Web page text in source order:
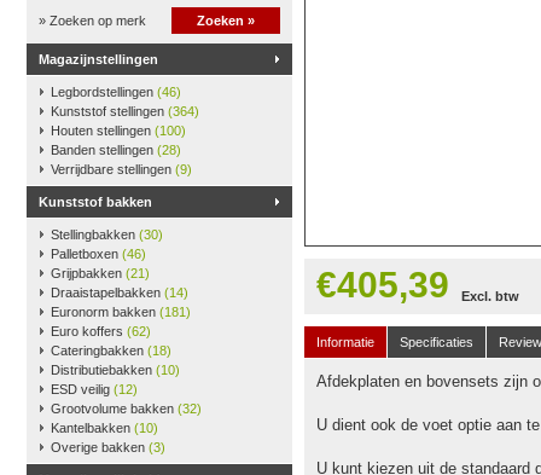
» Zoeken op merk Zoeken »
Magazijnstellingen
Legbordstellingen (46)
Kunststof stellingen (364)
Houten stellingen (100)
Banden stellingen (28)
Verrijdbare stellingen (9)
Kunststof bakken
Stellingbakken (30)
Palletboxen (46)
Grijpbakken (21)
Draaistapelbakken (14)
Euronorm bakken (181)
Euro koffers (62)
Cateringbakken (18)
Distributiebakken (10)
ESD veilig (12)
Grootvolume bakken (32)
Kantelbakken (10)
Overige bakken (3)
€405,39 Excl. btw
Informatie Specificaties
Afdekplaten en bovensets zijn
U dient ook de voet optie aan
U kunt kiezen uit de standaard